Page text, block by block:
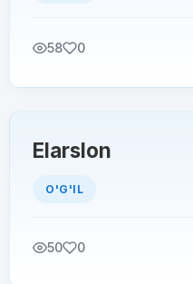
58 0
Elarslon
O'G'IL
50 0